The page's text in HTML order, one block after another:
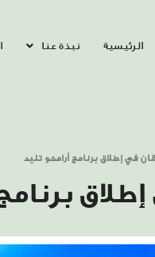
الرئيسية نبذة عنا
في إطلاق برنامج أرامكو تليد